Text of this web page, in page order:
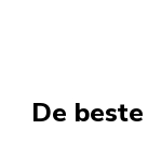
De